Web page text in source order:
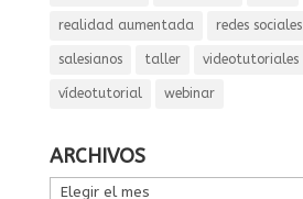
realidad aumentada redes sociales
salesianos taller videotutoriales
vídeotutorial webinar
ARCHIVOS
ARCHIVOS